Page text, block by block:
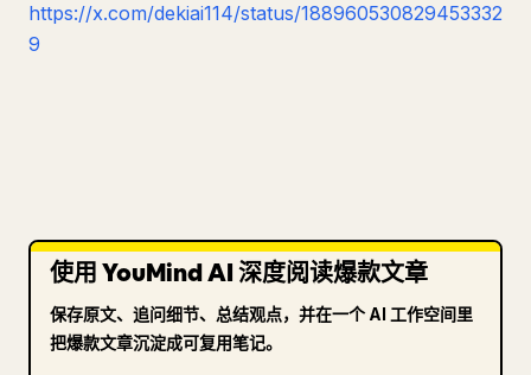
https://x.com/dekiai114/status/188960530829453332
9
使用 YouMind AI 深度阅读爆款文章
保存原文、追问细节、总结观点，并在一个 AI 工作空间里
把爆款文章沉淀成可复用笔记。